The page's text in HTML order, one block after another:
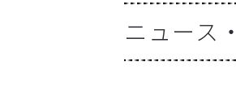
ニュース